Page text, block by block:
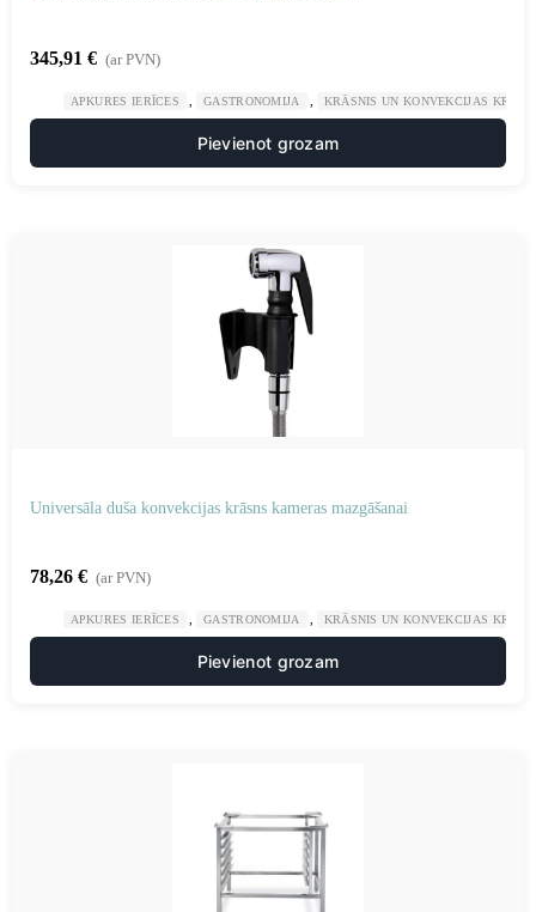
345,91 € (ar PVN)
APKURES IERĪCES GASTRONOMIJA KRĀSNIS UN KONVEKCIJAS
Pievienot grozam
Universāla duša konvekcijas krāsns kameras mazgāšanai
78,26 € (ar PVN)
APKURES IERĪCES GASTRONOMIJA KRĀSNIS UN KONVEKCIJAS
Pievienot grozam